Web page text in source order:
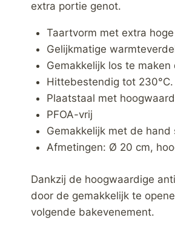
extra portie genot.
Taartvorm met extra
Gelijkmatige
Gemakkelijk los te
Hittebestendig tot 230°C.
Plaatstaal met
PFOA-vrij
Gemakkelijk met de hand
Afmetingen: Ø 20 cm,
Dankzij de hoogwaardige
door de gemakkelijk te
volgende bakevenement.